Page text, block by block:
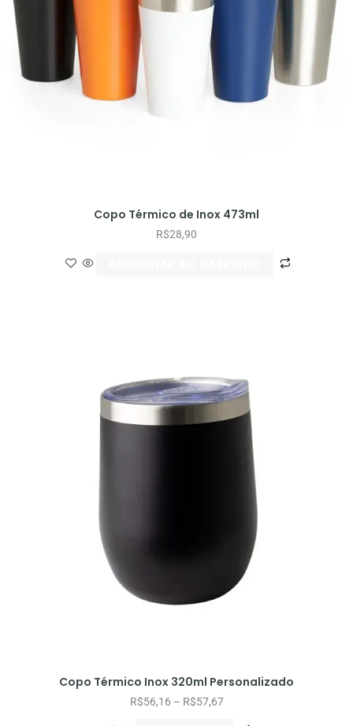
Copo Térmico de Inox 473ml
R$28,90
Copo Térmico Inox 320ml Personalizado
R$56,16 – R$57,67